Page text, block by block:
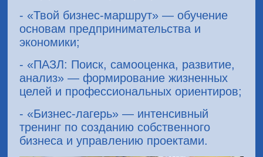
- «Твой бизнес-маршрут» — обучение
основам предпринимательства и
экономики;
- «ПАЗЛ: Поиск, самооценка, развитие,
анализ» — формирование жизненных
целей и профессиональных ориентиров;
- «Бизнес-лагерь» — интенсивный
тренинг по созданию собственного
бизнеса и управлению проектами.